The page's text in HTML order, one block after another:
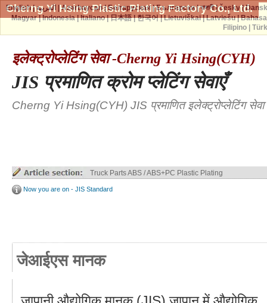
Cherng Yi Hsing Plastic Plating Factory Co., Ltd.
इलेक्ट्रोप्लेटिंग सेवा -Cherng Yi Hsing(CYH)
JIS प्रमाणित क्रोम प्लेटिंग सेवाएँ
Cherng Yi Hsing(CYH) JIS प्रमाणित इलेक्ट्रोप्लेटिंग सेवा
Truck Parts ABS / ABS+PC Plastic Plating
Now you are on - JIS Standard
जेआईएस मानक
English|العربية |Azərbaycan|Беларуская|Български|বাঙ্গালী|česky|
Magyar|Indonesia|Italiano|日本語|한국어|Lietuviškai|Latviešu|
Filipino|